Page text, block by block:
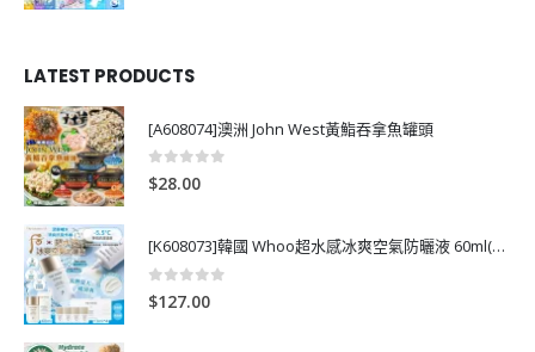
LATEST PRODUCTS
[A608074]澳洲 John West黃鮨吞拿魚罐頭
0 out of 5
$28.00
[K608073]韓國 Whoo超水感冰爽空氣防曬液 60ml(送13ml*4支)
0 out of 5
$127.00